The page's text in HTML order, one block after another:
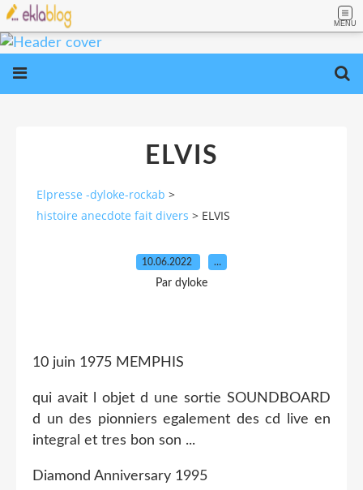
MENU
ELVIS
Elpresse -dyloke-rockab >
histoire anecdote fait divers > ELVIS
10.06.2022 …
Par dyloke
10 juin 1975 MEMPHIS
qui avait l objet d une sortie SOUNDBOARD
d un des pionniers egalement des cd live en
integral et tres bon son ...
Diamond Anniversary 1995